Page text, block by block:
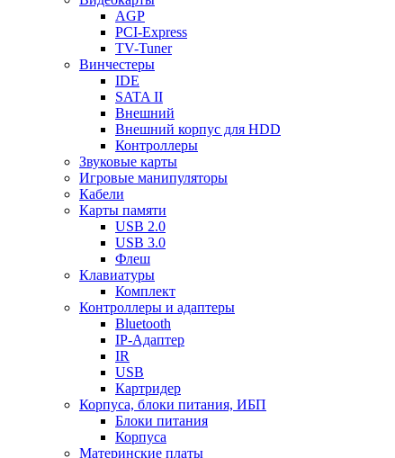
AGP
PCI-Express
TV-Tuner
Винчестеры
IDE
SATA II
Внешний
Внешний корпус для HDD
Контроллеры
Звуковые карты
Игровые манипуляторы
Кабели
Карты памяти
USB 2.0
USB 3.0
Флеш
Клавиатуры
Комплект
Контроллеры и адаптеры
Bluetooth
IP-Адаптер
IR
USB
Картридер
Корпуса, блоки питания, ИБП
Блоки питания
Корпуса
Материнские платы